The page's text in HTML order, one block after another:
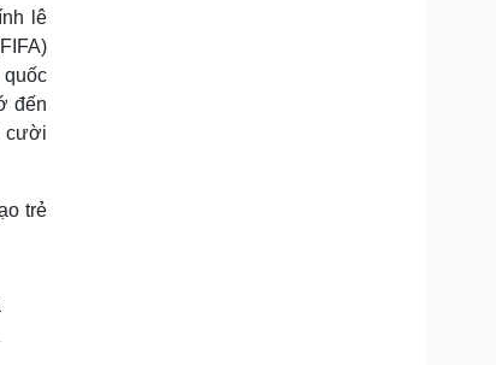
lê
quốc
đến
cười
trẻ